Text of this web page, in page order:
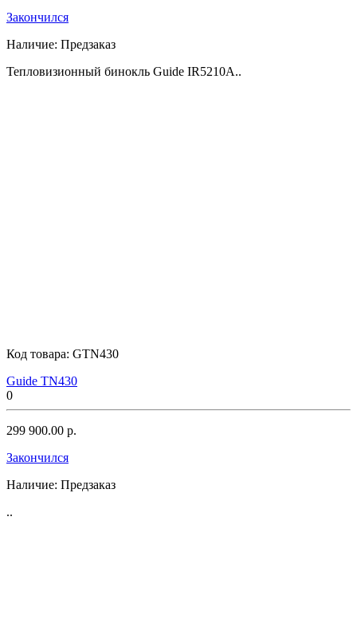
Закончился
Наличие: Предзаказ
Тепловизионный бинокль Guide IR5210A..
Код товара: GTN430
Guide TN430
0
299 900.00 р.
Закончился
Наличие: Предзаказ
..